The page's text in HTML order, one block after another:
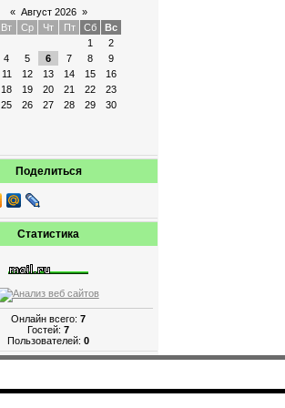
« Август 2026 »
Вт Ср Чт Пт Сб
Вс
1
2
4 5 6 7 8
9
11 12 13 14 15
16
18 19 20 21 22
23
25 26 27 28 29
30
Поделиться
Статистика
Онлайн всего:7
Гостей:7
Пользователей:0